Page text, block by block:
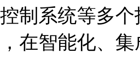
制系统等多
在智能化、